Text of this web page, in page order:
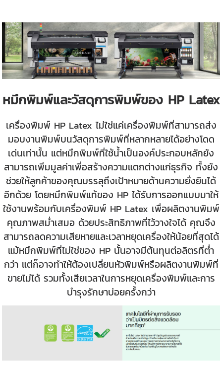
หมึกพิมพ์และวัสดุการพิมพ์ของ HP Latex
เครื่องพิมพ์ HP Latex ไม่ใช่แค่เครื่องพิมพ์ที่สามารถส่ง
มอบงานพิมพ์บนวัสดุการพิมพ์ที่หลากหลายได้อย่างโดด
เด่นเท่านั้น แต่หมึกพิมพ์ที่ใช้น้ำเป็นองค์ประกอบหลักยัง
สามารถเพิ่มมูลค่าเพื่อสร้างความแตกต่างแก่ธุรกิจ ทั้งยัง
ช่วยให้ลูกค้าของคุณบรรลุถึงเป้าหมายด้านความยั่งยืนได้
อีกด้วย โดยหมึกพิมพ์แท้ของ HP ได้รับการออกแบบมาให้
ใช้งานพร้อมกับเครื่องพิมพ์ HP Latex เพื่อผลิตงานพิมพ์
คุณภาพสม่ำเสมอ ด้วยประสิทธิภาพที่ไว้วางใจได้ คุณจึง
สามารถลดความเสียหายและเวลาหยุดเครื่องให้น้อยที่สุดได้
แม้หมึกพิมพ์ที่ไม่ใช่ของ HP นั้นอาจมีต้นทุนต่อลิตรที่ต่ำ
กว่า แต่ก็อาจทำให้ต้องเปลี่ยนหัวพิมพ์หรือผลิตงานพิมพ์ที่
ขายไม่ได้ รวมทั้งเสียเวลาในการหยุดเครื่องพิมพ์และการ
บำรุงรักษาบ่อยครั้งกว่า